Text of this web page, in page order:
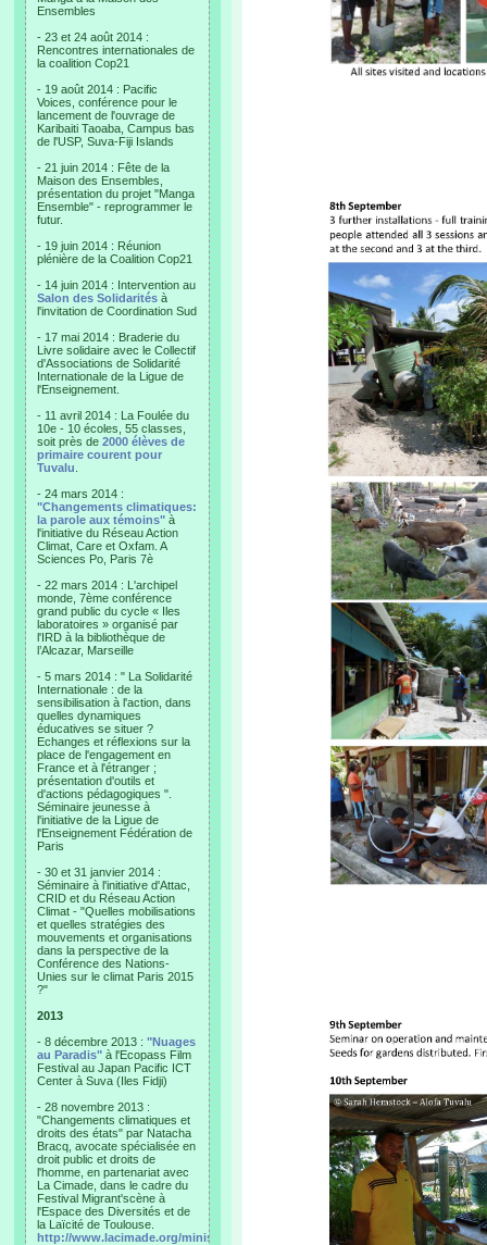
Ensembles
- 23 et 24 août 2014 :
Rencontres internationales de
la coalition Cop21
- 19 août 2014 : Pacific
Voices, conférence pour le
lancement de l'ouvrage de
Karibaiti Taoaba, Campus bas
de l'USP, Suva-Fiji Islands
- 21 juin 2014 : Fête de la
Maison des Ensembles,
présentation du projet "Manga
Ensemble" - reprogrammer le
futur.
- 19 juin 2014 : Réunion
plénière de la Coalition Cop21
- 14 juin 2014 : Intervention au
Salon des Solidarités à
l'invitation de Coordination Sud
- 17 mai 2014 : Braderie du
Livre solidaire avec le Collectif
d'Associations de Solidarité
Internationale de la Ligue de
l'Enseignement.
- 11 avril 2014 : La Foulée du
10e - 10 écoles, 55 classes,
soit près de 2000 élèves de
primaire courent pour
Tuvalu
- 24 mars 2014 :
"Changements climatiques:
la parole aux témoins" à
l'initiative du Réseau Action
Climat, Care et Oxfam. A
Sciences Po, Paris 7è
- 22 mars 2014 : L'archipel
monde, 7ème conférence
grand public du cycle « Iles
laboratoires » organisé par
l'IRD à la bibliothèque de
l’Alcazar, Marseille
- 5 mars 2014 : " La Solidarité
Internationale : de la
sensibilisation à l'action, dans
quelles dynamiques
éducatives se situer ?
Echanges et réflexions sur la
place de l'engagement en
France et à l'étranger ;
présentation d'outils et
d'actions pédagogiques ".
Séminaire jeunesse à
l'initiative de la Ligue de
l'Enseignement Fédération de
Paris
- 30 et 31 janvier 2014 :
Séminaire à l'initiative d'Attac,
CRID et du Réseau Action
Climat - "Quelles mobilisations
et quelles stratégies des
mouvements et organisations
dans la perspective de la
Conférence des Nations-
Unies sur le climat Paris 2015
?"
2013
- 8 décembre 2013 : "Nuages
au Paradis" à l'Ecopass Film
Festival au Japan Pacific ICT
Center à Suva (Iles Fidji)
- 28 novembre 2013 :
"Changements climatiques et
droits des états" par Natacha
Bracq, avocate spécialisée en
droit public et droits de
l'homme, en partenariat avec
La Cimade, dans le cadre du
Festival Migrant'scène à
l'Espace des Diversités et de
la Laïcité de Toulouse.
http://www.lacimade.org/minisites/migrantscene